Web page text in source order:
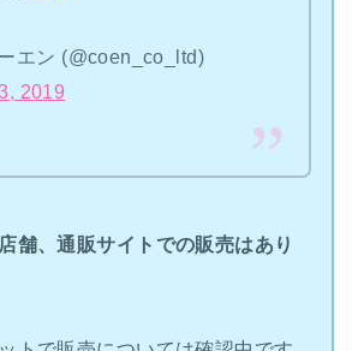
エン (@coen_co_ltd)
2019
舗、通販サイトでの販売はあり